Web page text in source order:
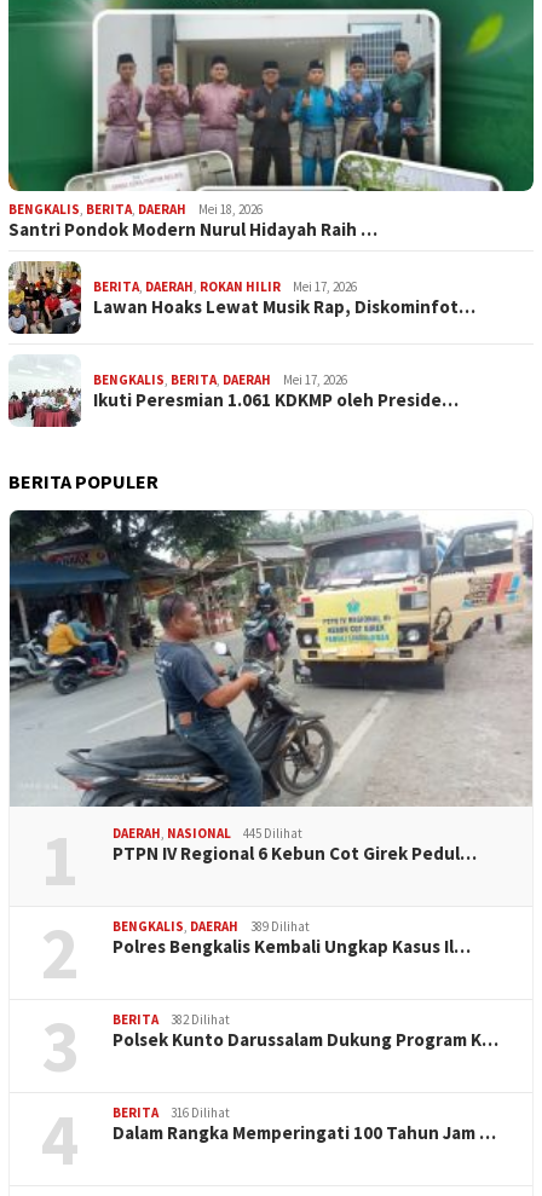
BENGKALIS, BERITA, DAERAH Mei 18, 2026
Santri Pondok Modern Nurul Hidayah Raih …
BERITA, DAERAH, ROKAN HILIR Mei 17, 2026
Lawan Hoaks Lewat Musik Rap, Diskominfot…
BENGKALIS, BERITA, DAERAH Mei 17, 2026
Ikuti Peresmian 1.061 KDKMP oleh Preside…
BERITA POPULER
1 DAERAH NASIONAL 445 Dilihat
PTPN IV Regional 6 Kebun Cot Girek Pedul…
2 BENGKALIS DAERAH 389 Dilihat
Polres Bengkalis Kembali Ungkap Kasus Il…
3 BERITA 382 Dilihat
Polsek Kunto Darussalam Dukung Program K…
4 BERITA 316 Dilihat
Dalam Rangka Memperingati 100 Tahun Jam …